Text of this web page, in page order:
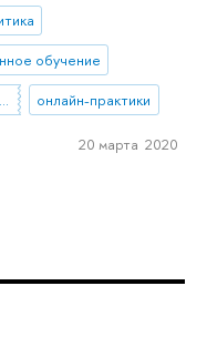
обучение
детей и взрослых
онлайн-практики
20 марта 2020